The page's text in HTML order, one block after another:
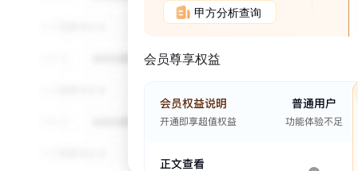
甲方分析查询
会员尊享权益